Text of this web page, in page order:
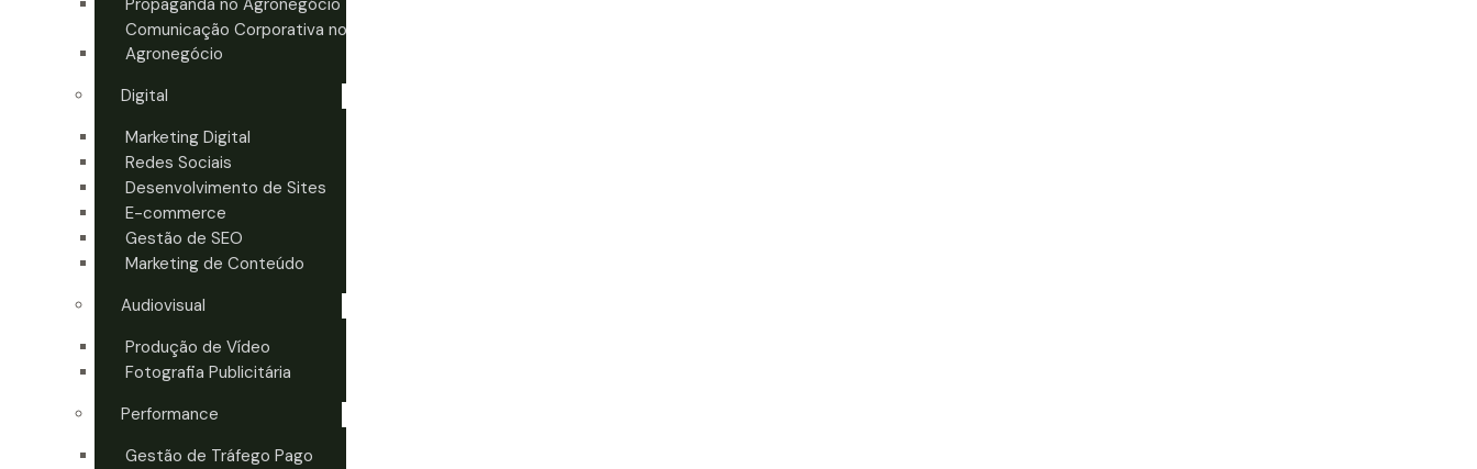
Propaganda no Agronegócio
Comunicação Corporativa no
Agronegócio
Digital
Marketing Digital
Redes Sociais
Desenvolvimento de Sites
E-commerce
Gestão de SEO
Marketing de Conteúdo
Audiovisual
Produção de Vídeo
Fotografia Publicitária
Performance
Gestão de Tráfego Pago